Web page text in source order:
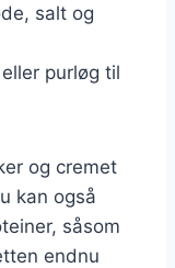
salt og
purløg til
og cremet
kan også
såsom
endnu